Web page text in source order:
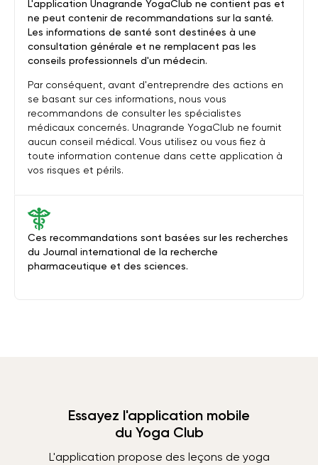
Ces recommandations sont basées sur les recherches
du Journal international de la recherche
pharmaceutique et des sciences.
L'application Unagrande YogaClub ne contient pas et
ne peut contenir de recommandations sur la santé.
Les informations de santé sont destinées à une
consultation générale et ne remplacent pas les
conseils professionnels d'un médecin.
Par conséquent, avant d'entreprendre des actions en
se basant sur ces informations, nous vous
recommandons de consulter les spécialistes
médicaux concernés. Unagrande YogaClub ne fournit
aucun conseil médical. Vous utilisez ou vous fiez à
toute information contenue dans cette application à
vos risques et périls.
Essayez l'application mobile
du Yoga Club
L'application propose des leçons de yoga